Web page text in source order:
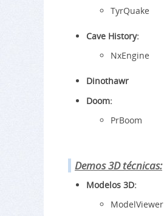
TyrQuake
Cave History:
NxEngine
Dinothawr
Doom:
PrBoom
Demos 3D técnicas:
Modelos 3D:
ModelViewer